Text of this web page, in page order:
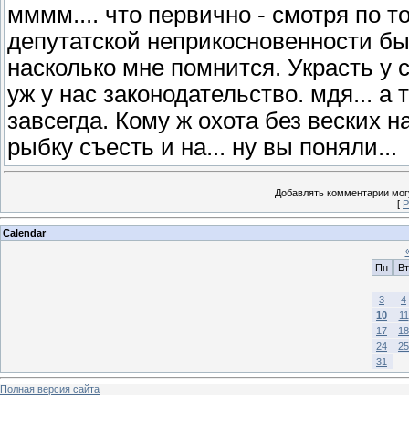
мммм.... что первично - смотря по
депутатской неприкосновенности
насколько мне помнится. Украсть у
уж у нас законодательство. мдя... а
завсегда. Кому ж охота без веских
рыбку съесть и на... ну вы поняли...
Добавлять комментарии
[
Calendar
Пн
Вт
3
4
10
11
17
18
24
25
31
Полная версия сайта